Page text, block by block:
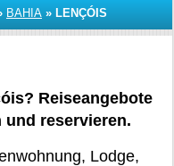
BAHIA » LENÇÓIS
Reiseangebote
und reservieren.
Lodge,